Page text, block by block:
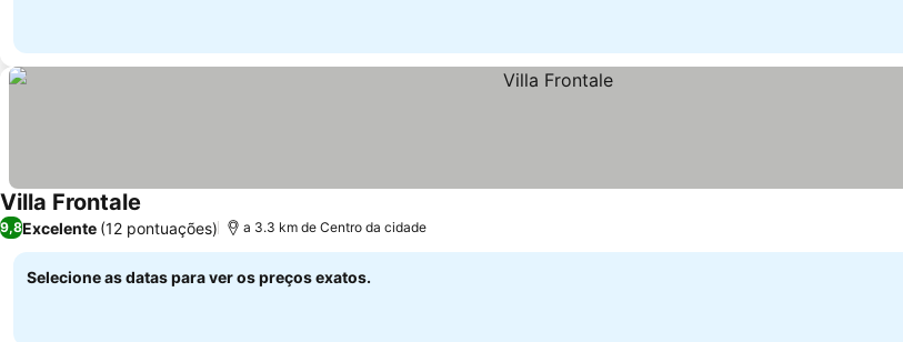
Villa Frontale
9,8Excelente (12 pontuações) a 3.3 km de Centro da cidade
Selecione as datas para ver os preços exatos.